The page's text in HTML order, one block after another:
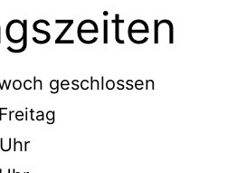
geschlossen